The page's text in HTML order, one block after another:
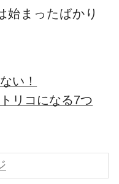
始まったばかり
い！
リコになる7つ